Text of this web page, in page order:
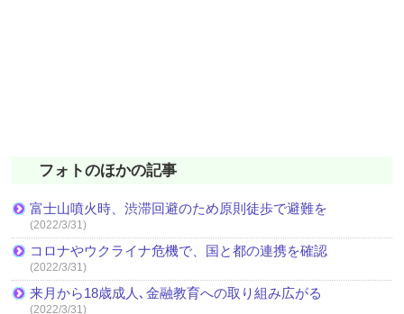
フォトのほかの記事
富士山噴火時、渋滞回避のため原則徒歩で避難を
(2022/3/31)
コロナやウクライナ危機で、国と都の連携を確認
(2022/3/31)
来月から18歳成人､金融教育への取り組み広がる
(2022/3/31)